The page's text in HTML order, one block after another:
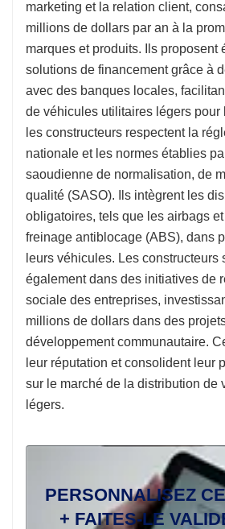
marketing et la relation client,
millions de dollars par an à la
marques et produits. Ils proposent
solutions de financement grâce à
avec des banques locales,
de véhicules utilitaires légers pour
les constructeurs respectent la
nationale et les normes établies
saoudienne de normalisation, de
qualité (SASO). Ils intègrent les
obligatoires, tels que les airbags
freinage antiblocage (ABS), dans
leurs véhicules. Les constructeurs
également dans des initiatives de
sociale des entreprises,
millions de dollars dans des
développement communautaire.
leur réputation et consolident leur
sur le marché de la distribution de
légers.
PERSONNALISEZ
+ FAITES-LE